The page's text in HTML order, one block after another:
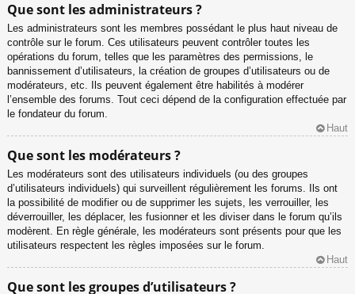
Que sont les administrateurs ?
Les administrateurs sont les membres possédant le plus haut niveau de
contrôle sur le forum. Ces utilisateurs peuvent contrôler toutes les
opérations du forum, telles que les paramètres des permissions, le
bannissement d’utilisateurs, la création de groupes d’utilisateurs ou de
modérateurs, etc. Ils peuvent également être habilités à modérer
l’ensemble des forums. Tout ceci dépend de la configuration effectuée par
le fondateur du forum.
Haut
Que sont les modérateurs ?
Les modérateurs sont des utilisateurs individuels (ou des groupes
d’utilisateurs individuels) qui surveillent régulièrement les forums. Ils ont
la possibilité de modifier ou de supprimer les sujets, les verrouiller, les
déverrouiller, les déplacer, les fusionner et les diviser dans le forum qu’ils
modèrent. En règle générale, les modérateurs sont présents pour que les
utilisateurs respectent les règles imposées sur le forum.
Haut
Que sont les groupes d’utilisateurs ?